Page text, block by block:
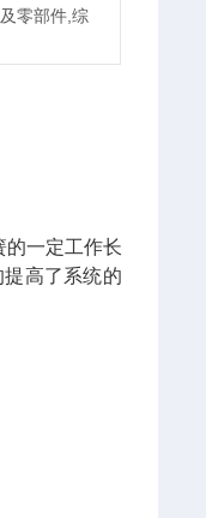
零部件,综
的一定工作长
高了系统的